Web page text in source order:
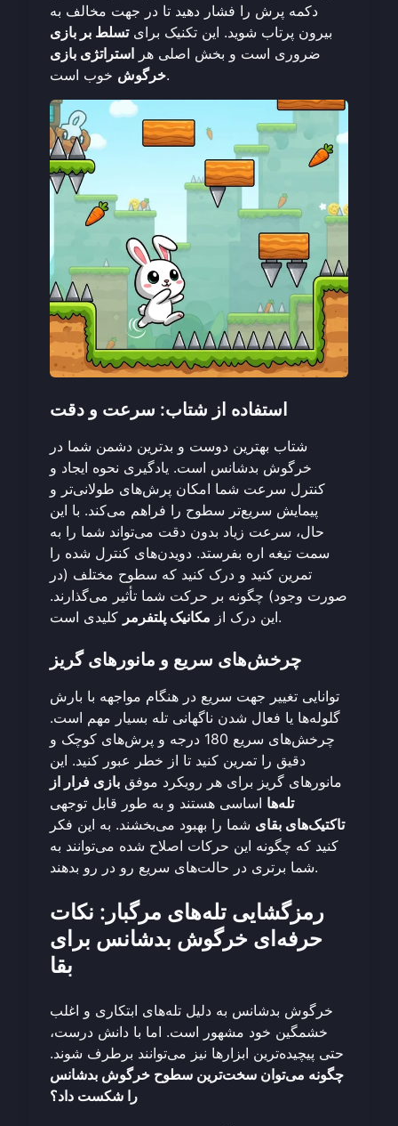
دکمه پرش را فشار دهید تا در جهت مخالف به
بیرون پرتاب شوید. این تکنیک برایتسلط بر بازی
ضروری است و بخش اصلی هر استراتژی بازی
خرگوشخوب است.
استفاده از شتاب: سرعت و دقت
شتاب بهترین دوست و بدترین دشمن شما در
خرگوش بدشانس است. یادگیری نحوه ایجاد و
کنترل سرعت شما امکان پرش‌های طولانی‌تر و
پیمایش سریع‌تر سطوح را فراهم می‌کند. با این
حال، سرعت زیاد بدون دقت می‌تواند شما را به
سمت تیغه اره بفرستد. دویدن‌های کنترل شده را
تمرین کنید و درک کنید که سطوح مختلف (در
صورت وجود) چگونه بر حرکت شما تأثیر می‌گذارند.
این درک از مکانیک پلتفرمر کلیدی است.
چرخش‌های سریع و مانورهای گریز
توانایی تغییر جهت سریع در هنگام مواجهه با بارش
گلوله‌ها یا فعال شدن ناگهانی تله بسیار مهم است.
چرخش‌های سریع 180 درجه و پرش‌های کوچک و
دقیق را تمرین کنید تا از خطر عبور کنید. این
مانورهای گریز برای هر رویکرد موفق بازی فرار از
تله‌ها اساسی هستند و به طور قابل توجهی
تاکتیک‌های بقای شما را بهبود می‌بخشند. به این فکر
کنید که چگونه این حرکات اصلاح شده می‌توانند به
شما برتری در حالت‌های سریع رو در رو بدهند.
رمزگشایی تله‌های مرگبار: نکات
حرفه‌ای خرگوش بدشانس برای
بقا
خرگوش بدشانس به دلیل تله‌های ابتکاری و اغلب
خشمگین خود مشهور است. اما با دانش درست،
حتی پیچیده‌ترین ابزارها نیز می‌توانند برطرف شوند.
چگونه می‌توان سخت‌ترین سطوح خرگوش بدشانس
را شکست داد؟